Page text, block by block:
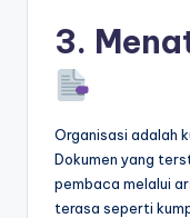
3.
Organisasi adalah
Dokumen yang
pembaca melalui
terasa seperti